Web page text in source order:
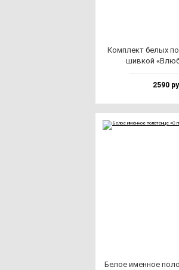
Ком­плект бе­лых
шив­кой
2590
Белое имен­ное